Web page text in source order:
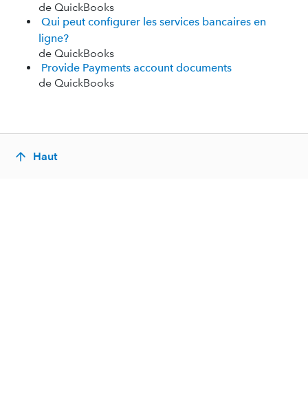
de QuickBooks
Qui peut configurer les services bancaires en
ligne?
de QuickBooks
Provide Payments account documents
de QuickBooks
Haut